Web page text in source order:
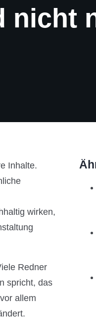
nicht
Inhalte.
wirken,
Redner
spricht, das
allem